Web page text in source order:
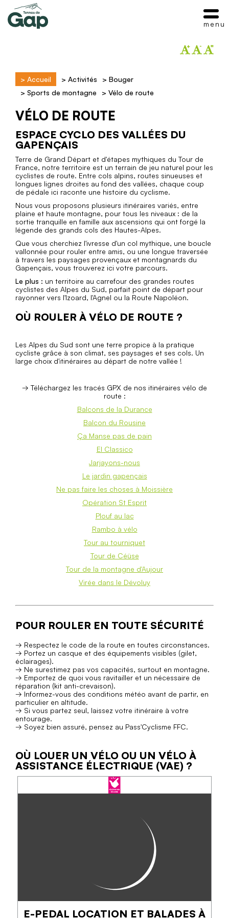
> Accueil > Activités > Bouger
> Sports de montagne > Vélo de route
VÉLO DE ROUTE
ESPACE CYCLO DES VALLÉES DU
GAPENÇAIS
Terre de Grand Départ et d'étapes mythiques du Tour de
France, notre territoire est un terrain de jeu naturel pour les
cyclistes de route. Entre cols alpins, routes sinueuses et
longues lignes droites au fond des vallées, chaque coup
de pédale ici raconte une histoire du cyclisme.
Nous vous proposons plusieurs itinéraires variés, entre
plaine et haute montagne, pour tous les niveaux : de la
sortie tranquille en famille aux ascensions qui ont forgé la
légende des grands cols des Hautes-Alpes.
Que vous cherchiez l'ivresse d'un col mythique, une boucle
vallonnée pour rouler entre amis, ou une longue traversée
à travers les paysages provençaux et montagnards du
Gapençais, vous trouverez ici votre parcours.
Le plus : un territoire au carrefour des grandes routes
cyclistes des Alpes du Sud, parfait point de départ pour
rayonner vers l'Izoard, l'Agnel ou la Route Napoléon.
OÙ ROULER À VÉLO DE ROUTE ?
Les Alpes du Sud sont une terre propice à la pratique
cycliste grâce à son climat, ses paysages et ses cols. Un
large choix d'itinéraires au départ de notre vallée !
→ Téléchargez les tracés GPX de nos itinéraires vélo de
route :
Balcons de la Durance
Balcon du Rousine
Ça Manse pas de pain
El Classico
Jarjayons-nous
Le jardin gapençais
Ne pas faire les choses à Moissière
Opération St Esprit
Plouf au lac
Rambo à vélo
Tour au tourniquet
Tour de Céüse
Tour de la montagne d'Aujour
Virée dans le Dévoluy
POUR ROULER EN TOUTE SÉCURITÉ
→ Respectez le code de la route en toutes circonstances.
→ Portez un casque et des équipements visibles (gilet,
éclairages).
→ Ne surestimez pas vos capacités, surtout en montagne.
→ Emportez de quoi vous ravitailler et un nécessaire de
réparation (kit anti-crevaison).
→ Informez-vous des conditions météo avant de partir, en
particulier en altitude.
→ Si vous partez seul, laissez votre itinéraire à votre
entourage.
→ Soyez bien assuré, pensez au Pass'Cyclisme FFC.
OÙ LOUER UN VÉLO OU UN VÉLO À
ASSISTANCE ÉLECTRIQUE (VAE) ?
E-PEDAL LOCATION ET BALADES À
menu